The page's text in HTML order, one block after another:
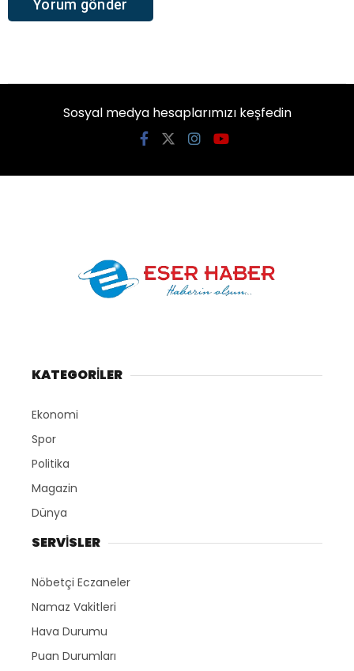
Sosyal medya hesaplarımızı keşfedin
KATEGORİLER
Ekonomi
Spor
Politika
Magazin
Dünya
SERVİSLER
Nöbetçi Eczaneler
Namaz Vakitleri
Hava Durumu
Puan Durumları